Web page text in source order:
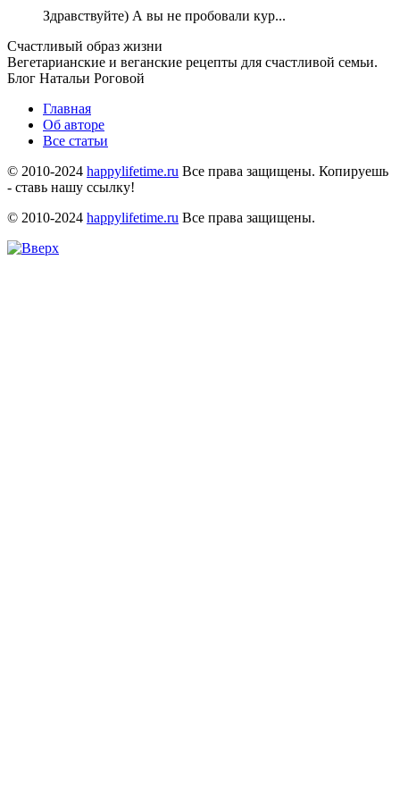
Здравствуйте) А вы не пробовали кур...
Счастливый образ жизни
Вегетарианские и веганские рецепты для счастливой семьи.
Блог Натальи Роговой
Главная
Об авторе
Все статьи
© 2010-2024 happylifetime.ru Все права защищены. Копируешь
- ставь нашу ссылку!
© 2010-2024 happylifetime.ru Все права защищены.